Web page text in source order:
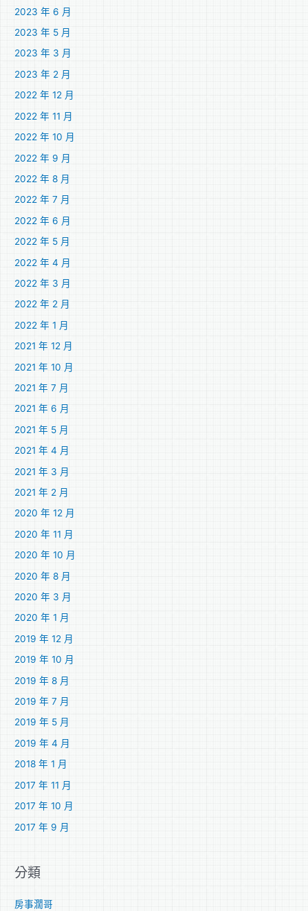
2023 年 6 月
2023 年 5 月
2023 年 3 月
2023 年 2 月
2022 年 12 月
2022 年 11 月
2022 年 10 月
2022 年 9 月
2022 年 8 月
2022 年 7 月
2022 年 6 月
2022 年 5 月
2022 年 4 月
2022 年 3 月
2022 年 2 月
2022 年 1 月
2021 年 12 月
2021 年 10 月
2021 年 7 月
2021 年 6 月
2021 年 5 月
2021 年 4 月
2021 年 3 月
2021 年 2 月
2020 年 12 月
2020 年 11 月
2020 年 10 月
2020 年 8 月
2020 年 3 月
2020 年 1 月
2019 年 12 月
2019 年 10 月
2019 年 8 月
2019 年 7 月
2019 年 5 月
2019 年 4 月
2018 年 1 月
2017 年 11 月
2017 年 10 月
2017 年 9 月
分類
房事濶哥